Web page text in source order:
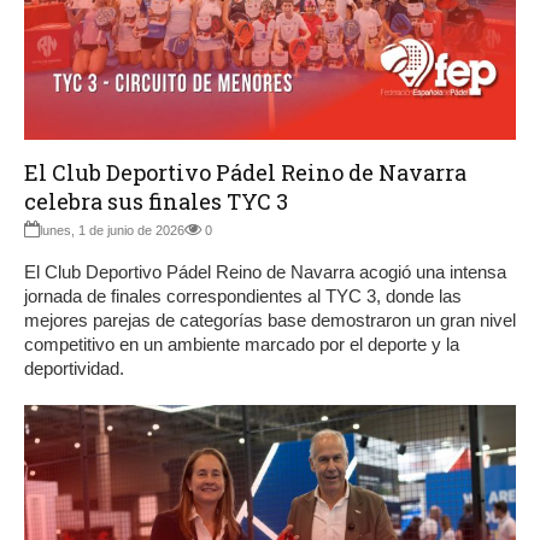
El Club Deportivo Pádel Reino de Navarra
celebra sus finales TYC 3
lunes, 1 de junio de 2026 0
El Club Deportivo Pádel Reino de Navarra acogió una intensa
jornada de finales correspondientes al TYC 3, donde las
mejores parejas de categorías base demostraron un gran nivel
competitivo en un ambiente marcado por el deporte y la
deportividad.